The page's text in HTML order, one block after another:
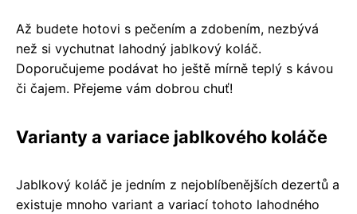
Až budete hotovi s pečením a zdobením, nezbývá
než si vychutnat lahodný jablkový koláč.
Doporučujeme podávat ho ještě mírně teplý s kávou
či čajem. Přejeme vám dobrou chuť!
Varianty a variace jablkového koláče
Jablkový koláč je jedním z nejoblíbenějších dezertů a
existuje mnoho variant a variací tohoto lahodného